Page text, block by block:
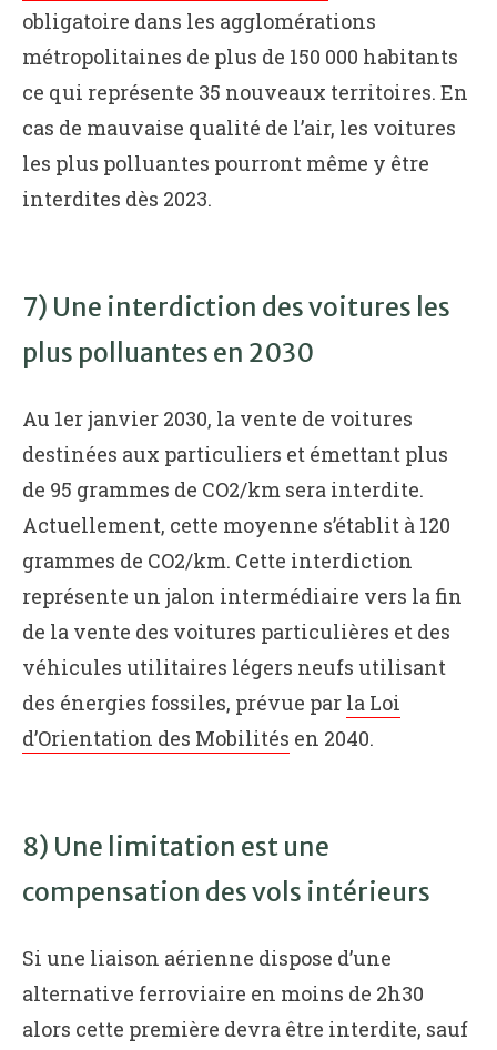
obligatoire dans les agglomérations
métropolitaines de plus de 150 000 habitants
ce qui représente 35 nouveaux territoires. En
cas de mauvaise qualité de l’air, les voitures
les plus polluantes pourront même y être
interdites dès 2023.
7) Une interdiction des voitures les
plus polluantes en 2030
Au 1er janvier 2030, la vente de voitures
destinées aux particuliers et émettant plus
de 95 grammes de CO2/km sera interdite.
Actuellement, cette moyenne s’établit à 120
grammes de CO2/km. Cette interdiction
représente un jalon intermédiaire vers la fin
de la vente des voitures particulières et des
véhicules utilitaires légers neufs utilisant
des énergies fossiles, prévue par la Loi
d’Orientation des Mobilités en 2040.
8) Une limitation est une
compensation des vols intérieurs
Si une liaison aérienne dispose d’une
alternative ferroviaire en moins de 2h30
alors cette première devra être interdite, sauf